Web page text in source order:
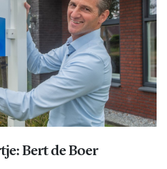
Bert de Boer